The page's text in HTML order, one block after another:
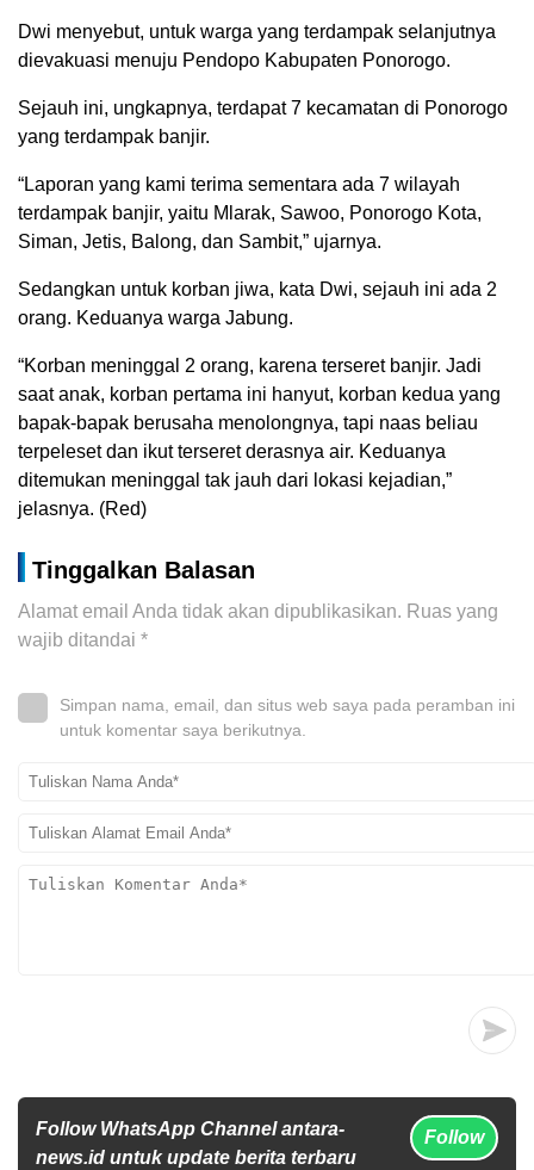
Dwi menyebut, untuk warga yang terdampak selanjutnya
dievakuasi menuju Pendopo Kabupaten Ponorogo.
Sejauh ini, ungkapnya, terdapat 7 kecamatan di Ponorogo
yang terdampak banjir.
“Laporan yang kami terima sementara ada 7 wilayah
terdampak banjir, yaitu Mlarak, Sawoo, Ponorogo Kota,
Siman, Jetis, Balong, dan Sambit,” ujarnya.
Sedangkan untuk korban jiwa, kata Dwi, sejauh ini ada 2
orang. Keduanya warga Jabung.
“Korban meninggal 2 orang, karena terseret banjir. Jadi
saat anak, korban pertama ini hanyut, korban kedua yang
bapak-bapak berusaha menolongnya, tapi naas beliau
terpeleset dan ikut terseret derasnya air. Keduanya
ditemukan meninggal tak jauh dari lokasi kejadian,”
jelasnya. (Red)
Tinggalkan Balasan
Alamat email Anda tidak akan dipublikasikan. Ruas yang
wajib ditandai *
Simpan nama, email, dan situs web saya pada peramban ini
untuk komentar saya berikutnya.
Follow WhatsApp Channel antara-
news.id untuk update berita terbaru
Follow